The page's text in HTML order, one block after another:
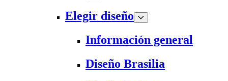
Elegir diseño
Información general
Diseño Brasilia